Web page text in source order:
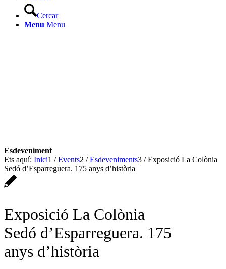
Cercar
Menu Menu
Ets aquí: Inici1 / Events2 / Esdeveniments3 / Exposició La Colònia
Sedó d’Esparreguera. 175 anys d’història
Exposició La Colònia
Sedó d’Esparreguera. 175
anys d’història